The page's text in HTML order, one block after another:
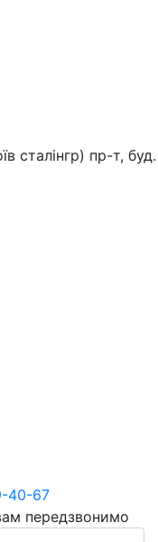
сталінгр) пр-т, буд.
40-67
передзвонимо